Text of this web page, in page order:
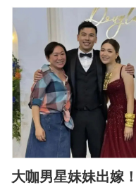
大咖男星妹妹出嫁